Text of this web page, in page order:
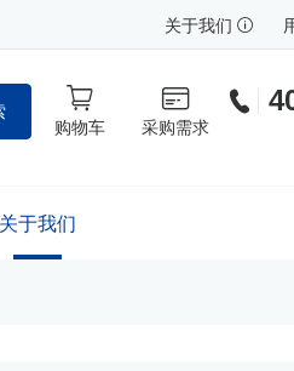
关于我们
购物车 采购需求
关于我们